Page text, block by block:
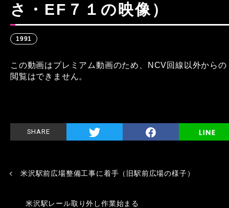
さ・EF７１の映像）
1991
この動画はプレミアム動画のため、NCV回線以外からの
閲覧はできません。
SHARE
米沢駅前広場整備工事に着手（旧駅前広場の様子）
米沢駅レール取り外し作業始まる